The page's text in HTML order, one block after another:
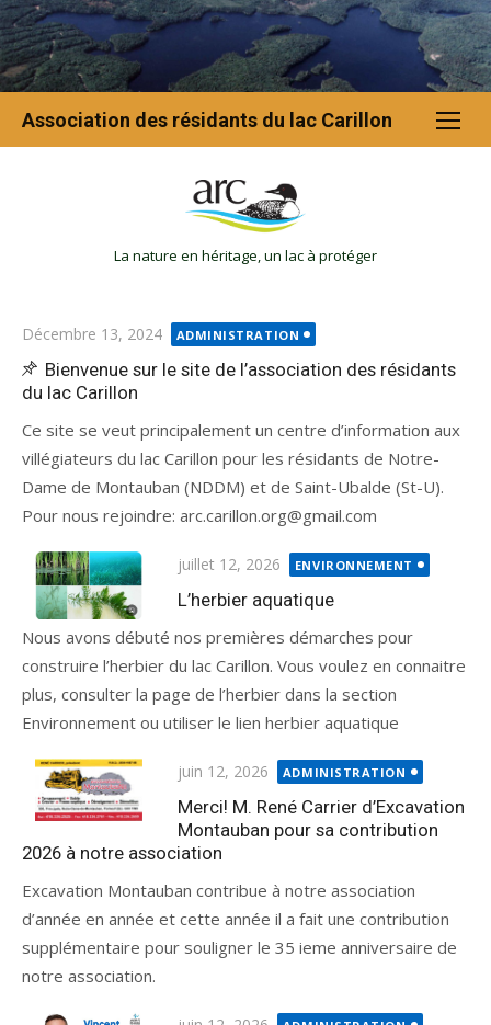
La nature en héritage, un lac à protéger
Association des résidants du lac Carillon
Décembre 13, 2024 ADMINISTRATION
Bienvenue sur le site de l’association des résidants
du lac Carillon
Ce site se veut principalement un centre d’information aux
villégiateurs du lac Carillon pour les résidants de Notre-
Dame de Montauban (NDDM) et de Saint-Ubalde (St-U).
Pour nous rejoindre: arc.carillon.org@gmail.com
juillet 12, 2026 ENVIRONNEMENT
L’herbier aquatique
Nous avons débuté nos premières démarches pour
construire l’herbier du lac Carillon. Vous voulez en connaitre
plus, consulter la page de l’herbier dans la section
Environnement ou utiliser le lien herbier aquatique
juin 12, 2026 ADMINISTRATION
Merci! M. René Carrier d’Excavation
Montauban pour sa contribution
2026 à notre association
Excavation Montauban contribue à notre association
d’année en année et cette année il a fait une contribution
supplémentaire pour souligner le 35 ieme anniversaire de
notre association.